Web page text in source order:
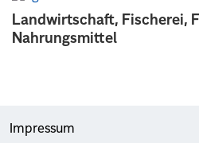
Landwirtschaft, Fischerei,
Nahrungsmittel
Impressum